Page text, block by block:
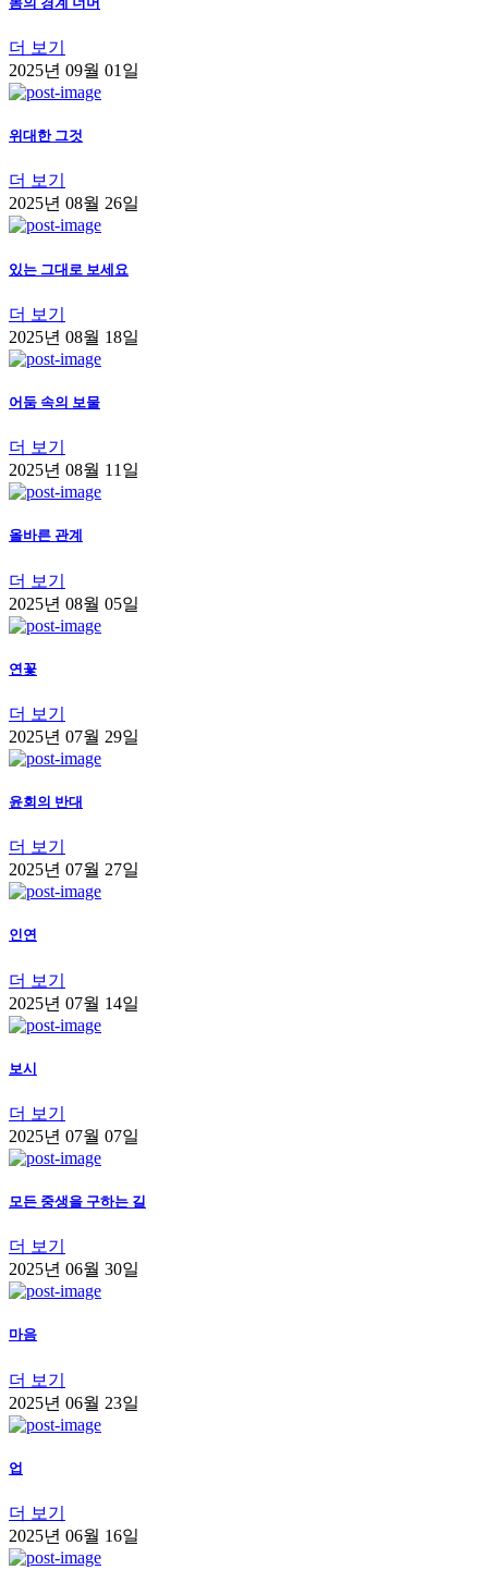
더 보기
2025년 09월 01일
위대한 그것
더 보기
2025년 08월 26일
있는 그대로 보세요
더 보기
2025년 08월 18일
어둠 속의 보물
더 보기
2025년 08월 11일
올바른 관계
더 보기
2025년 08월 05일
연꽃
더 보기
2025년 07월 29일
윤회의 반대
더 보기
2025년 07월 27일
인연
더 보기
2025년 07월 14일
보시
더 보기
2025년 07월 07일
모든 중생을 구하는 길
더 보기
2025년 06월 30일
마음
더 보기
2025년 06월 23일
업
더 보기
2025년 06월 16일